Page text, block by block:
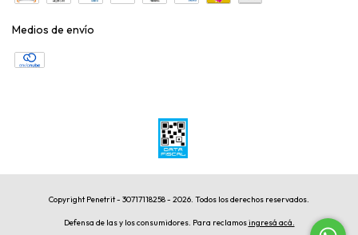
Medios de envío
Copyright Penetrit - 30717118258 - 2026. Todos los derechos reservados.
Defensa de las y los consumidores. Para reclamosingresá acá.